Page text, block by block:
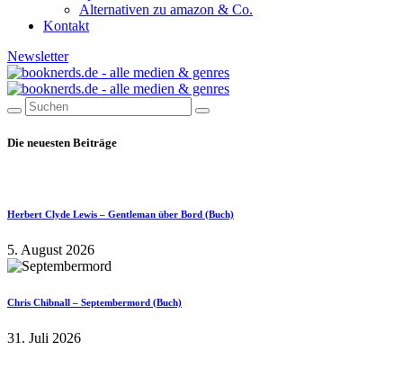
Alternativen zu amazon & Co.
Kontakt
Newsletter
Die neuesten Beiträge
Herbert Clyde Lewis – Gentleman über Bord (Buch)
5. August 2026
Chris Chibnall – Septembermord (Buch)
31. Juli 2026